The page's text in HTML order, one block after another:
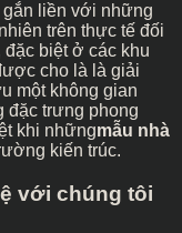
liền với những
trên thực tế đối
biệt ở các khu
cho là là giải
một không gian
đặc trưng phong
khi nhữngmẫu nhà
kiến trúc.
với chúng tôi